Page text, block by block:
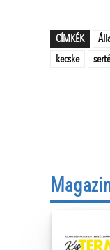
CÍMKÉK
kecske